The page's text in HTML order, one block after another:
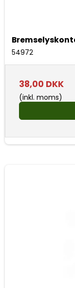
54972
38,00 DKK
(inkl. moms)